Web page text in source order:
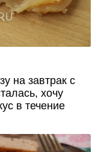
на завтрак с
хочу
в течение